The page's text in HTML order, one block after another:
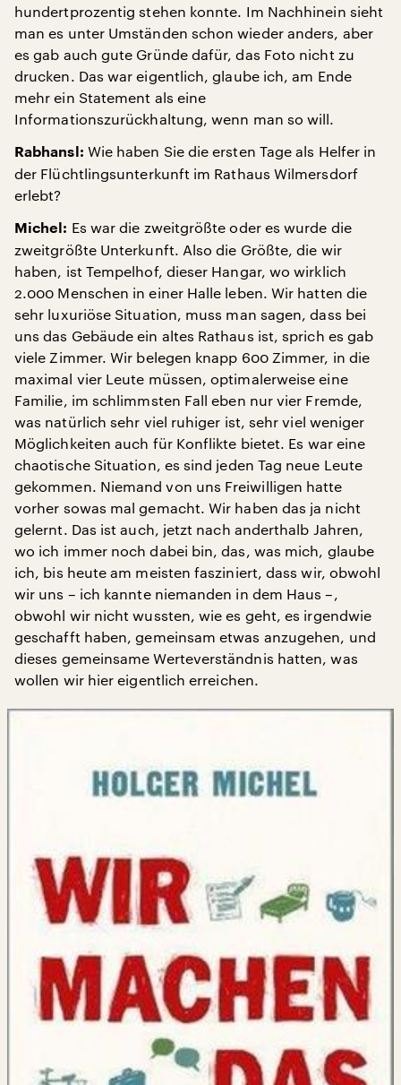
hundertprozentig stehen konnte. Im Nachhinein sieht
man es unter Umständen schon wieder anders, aber
es gab auch gute Gründe dafür, das Foto nicht zu
drucken. Das war eigentlich, glaube ich, am Ende
mehr ein Statement als eine
Informationszurückhaltung, wenn man so will.
Rabhansl: Wie haben Sie die ersten Tage als Helfer in
der Flüchtlingsunterkunft im Rathaus Wilmersdorf
erlebt?
Michel: Es war die zweitgrößte oder es wurde die
zweitgrößte Unterkunft. Also die Größte, die wir
haben, ist Tempelhof, dieser Hangar, wo wirklich
2.000 Menschen in einer Halle leben. Wir hatten die
sehr luxuriöse Situation, muss man sagen, dass bei
uns das Gebäude ein altes Rathaus ist, sprich es gab
viele Zimmer. Wir belegen knapp 600 Zimmer, in die
maximal vier Leute müssen, optimalerweise eine
Familie, im schlimmsten Fall eben nur vier Fremde,
was natürlich sehr viel ruhiger ist, sehr viel weniger
Möglichkeiten auch für Konflikte bietet. Es war eine
chaotische Situation, es sind jeden Tag neue Leute
gekommen. Niemand von uns Freiwilligen hatte
vorher sowas mal gemacht. Wir haben das ja nicht
gelernt. Das ist auch, jetzt nach anderthalb Jahren,
wo ich immer noch dabei bin, das, was mich, glaube
ich, bis heute am meisten fasziniert, dass wir, obwohl
wir uns – ich kannte niemanden in dem Haus –,
obwohl wir nicht wussten, wie es geht, es irgendwie
geschafft haben, gemeinsam etwas anzugehen, und
dieses gemeinsame Werteverständnis hatten, was
wollen wir hier eigentlich erreichen.